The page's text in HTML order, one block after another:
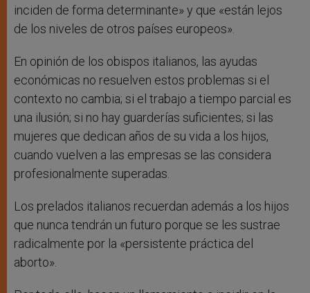
inciden de forma determinante» y que «están lejos
de los niveles de otros países europeos».
En opinión de los obispos italianos, las ayudas
económicas no resuelven estos problemas si el
contexto no cambia; si el trabajo a tiempo parcial es
una ilusión; si no hay guarderías suficientes; si las
mujeres que dedican años de su vida a los hijos,
cuando vuelven a las empresas se las considera
profesionalmente superadas.
Los prelados italianos recuerdan además a los hijos
que nunca tendrán un futuro porque se les sustrae
radicalmente por la «persistente práctica del
aborto».